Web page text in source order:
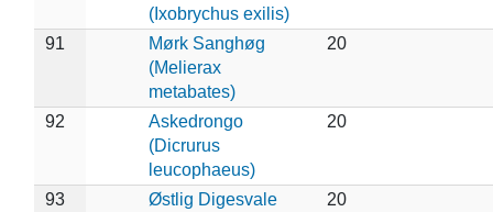
(Ixobrychus exilis)
91
Mørk Sanghøg
(Melierax
metabates)
20
92
Askedrongo
(Dicrurus
leucophaeus)
20
93
Østlig Digesvale
20